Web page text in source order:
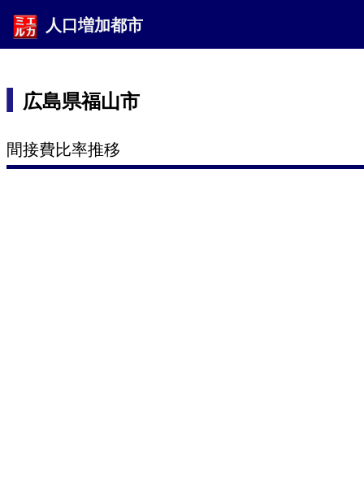
人口増加都市
広島県福山市
間接費比率推移